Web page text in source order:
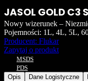
JASOL GOLD C3
Nowy wizerunek –
Pojemności: 1L, 4L, 5L,
Producent: Flukar
Zapytaj o produkt
MSDS
PDS
Opis
Dane Logistyczne